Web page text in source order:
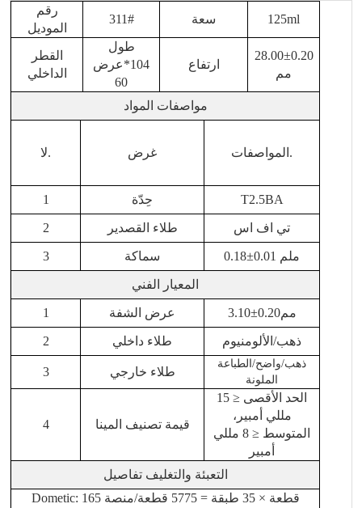
رقم
الموديل
311# سعة 1 25ml
القطر
الداخلي
طول
104*عرض
60
ارتفاع
28.00±0.20
مم
مواصفات المواد
لا. غرض المواصفات .
1 حِدّة T2.5BA
2 طلاء القصدير تي اف اس
3 سماكة 0.18 ±0.01 ملم
المعيار الفني
1 عرض الشفة 3.10±0.20مم
2 طلاء داخلي ذهب/ الألومنيوم
3 طلاء خارجي
ذهب/واضح/الطباعة
الملونة
4 قيمة تصنيف المينا
الحد الأقصى ≤ 15
مللي أمبير،
المتوسط ​​≤ 8 مللي
أمبير
التعبئة والتغليف تفاصيل
Dometic: 165 قطعة × 35 طبقة = 5775 قطعة/منصة